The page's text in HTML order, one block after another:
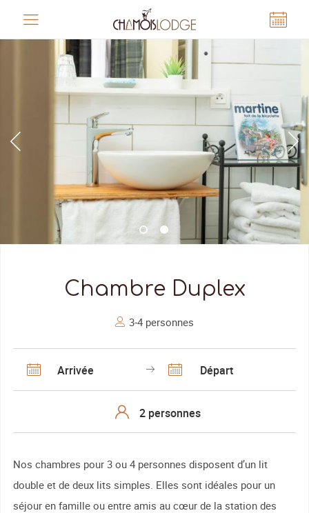
Chambre Duplex
3-4 personnes
Arrivée Départ
Nos chambres pour 3 ou 4 personnes disposent d’un lit
double et de deux lits simples. Elles sont idéales pour un
séjour en famille ou entre amis au cœur de la station des
Panneau de gestion des cookies